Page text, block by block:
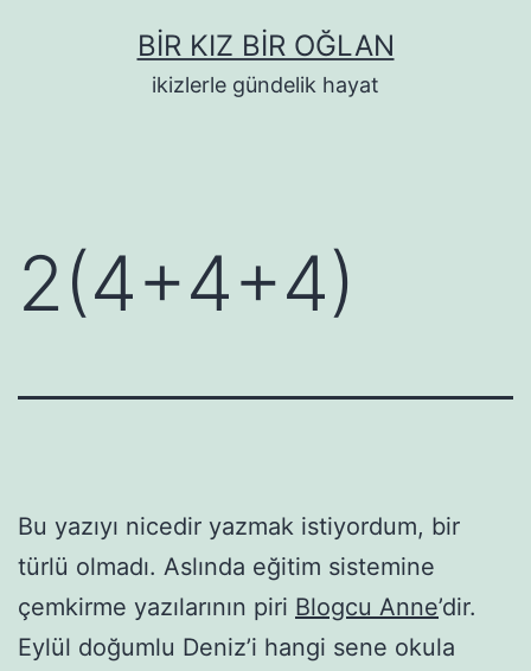
BIR KIZ BIR OĞLAN
ikizlerle gündelik hayat
2(4+4+4)
Bu yazıyı nicedir yazmak istiyordum, bir
türlü olmadı. Aslında eğitim sistemine
çemkirme yazılarının piri Blogcu Anne’dir.
Eylül doğumlu Deniz’i hangi sene okula